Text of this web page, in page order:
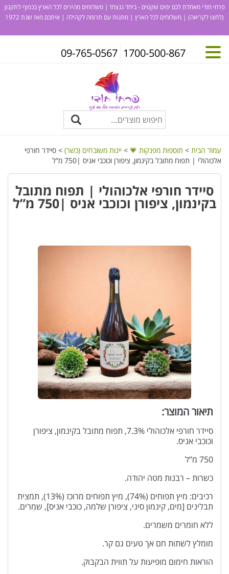
פרחי חודי מאחלת לכם ימים שקטים - ביחד ננצח! | משלוחים מהירים לכל הארץ בכפוף לתקנון
(לחצו לקריאה) | משלוחים לכל הארץ | מתנות עם תרומה לקהילה | איתכם מאז שנת 1972
1700-500-867
09-765-0567
עמוד הבית > תוספות מפנקות 💗 > יינות משובחים (כשר) > סיידר חורפי
אלכוהולי | תפוח מתובל בקינמון, ציפורן וכוכבי אניס |750 מ”ל
סיידר חורפי אלכוהולי | תפוח מתובל
בקינמון, ציפורן וכוכבי אניס |750 מ”ל
תיאור המוצר:
סיידר חורפי אלכוהולי 7.3%, תפוח מתובל בקינמון, ציפורן
וכוכבי אניס.
750 מ”ל
כשרות – רבנות מטה יהודה.
רכיבים: מיץ תפוחים (74%), מיץ תפוחים מרוכז (13%), תמצית
תבלינים [מים, קינמון סיני, ציפורן שלמה, כוכבי אניס], שמרים.
ללא חומרים משמרים.
מומלץ לשתות חם אך טעים גם קר.
הוראות חימום מופיעות על תווית הבקבוק.